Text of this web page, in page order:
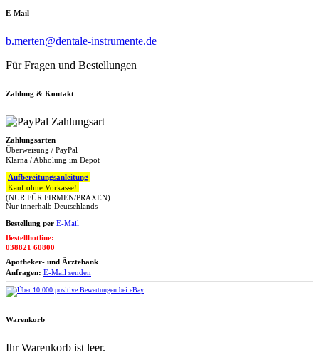
E-Mail
b.merten@dentale-instrumente.de
Für Fragen und Bestellungen
Zahlung & Kontakt
Zahlungsarten
Überweisung / PayPal
Klarna / Abholung im Depot
Aufbereitungsanleitung
Kauf ohne Vorkasse!
(NUR FÜR FIRMEN/PRAXEN)
Nur innerhalb Deutschlands
Bestellung per E-Mail
Bestellhotline:
038821 60800
Apotheker- und Ärztebank
Anfragen: E-Mail senden
Warenkorb
Ihr Warenkorb ist leer.